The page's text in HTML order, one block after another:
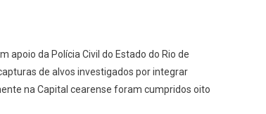
apoio da Polícia Civil do Estado do Rio de
de alvos investigados por integrar
na Capital cearense foram cumpridos oito